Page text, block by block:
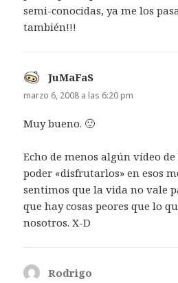
semi-conocidas, ya me los
también!!!
JuMaFaS
marzo 6, 2008 a las 6:20 pm
Muy bueno. 🙂
Echo de menos algún vídeo
poder «disfrutarlos» en esos
sentimos que la vida no vale
que hay cosas peores que lo
nosotros. X-D
Rodrigo